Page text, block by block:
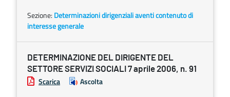
Sezione: Determinazioni dirigenziali aventi contenuto di
interesse generale
DETERMINAZIONE DEL DIRIGENTE DEL
SETTORE SERVIZI SOCIALI 7 aprile 2006, n. 91
Scarica Ascolta